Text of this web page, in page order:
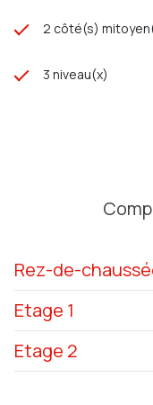
2 côté(s)
3 niveau(x)
Rez-de-
salon/sejour
cuisine
Etage 1
chambre
Etage 2